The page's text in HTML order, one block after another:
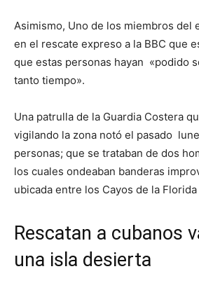
Asimismo, Uno de los miembros del
en el rescate expreso a la BBC que
que estas personas hayan «podido
tanto tiempo».
Una patrulla de la Guardia Costera
vigilando la zona notó el pasado
personas; que se trataban de dos
los cuales ondeaban banderas
ubicada entre los Cayos de la Florida
Rescatan a cubanos
una isla desierta